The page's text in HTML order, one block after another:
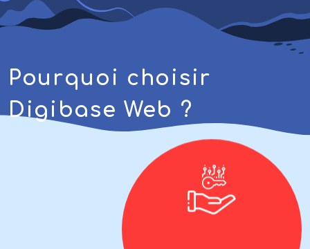
Pourquoi choisir
Digibase Web ?